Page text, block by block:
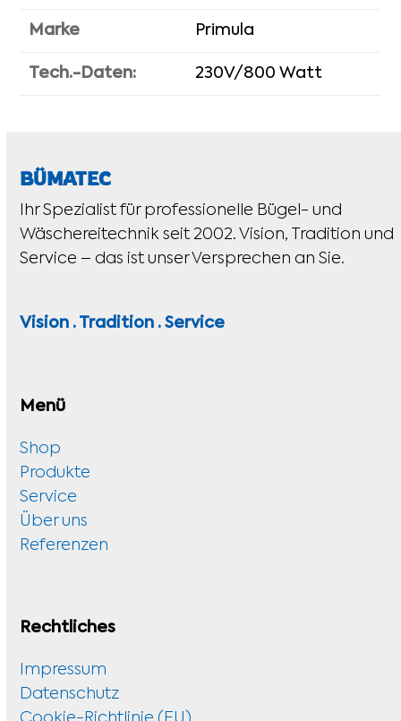
Marke Primula
Tech.-Daten: 230V/800 Watt
BÜMATEC
Ihr Spezialist für professionelle Bügel- und
Wäschereitechnik seit 2002. Vision, Tradition und
Service – das ist unser Versprechen an Sie.
Vision · Tradition · Service
Menü
Shop
Produkte
Service
Über uns
Referenzen
Rechtliches
Impressum
Datenschutz